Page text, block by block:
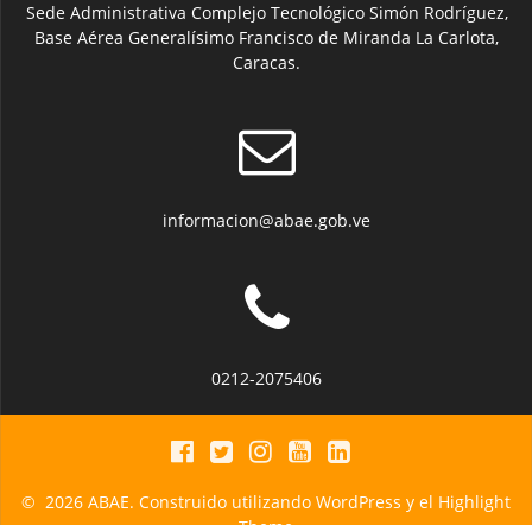
Sede Administrativa Complejo Tecnológico Simón Rodríguez,
Base Aérea Generalísimo Francisco de Miranda La Carlota,
Caracas.
informacion@abae.gob.ve
0212-2075406
© 2026 ABAE. Construido utilizando WordPress y el Highlight